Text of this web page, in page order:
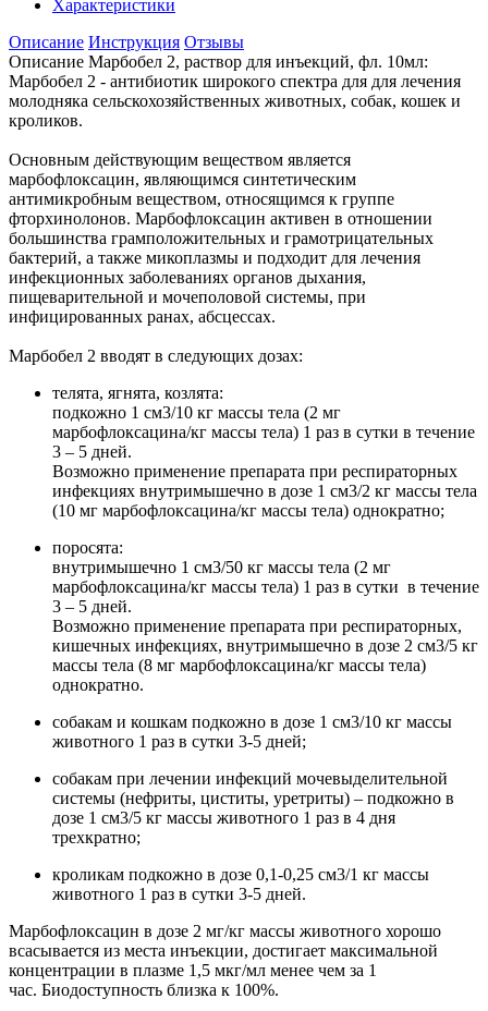
Характеристики
Описание Инструкция Отзывы
Описание Марбобел 2, раствор для инъекций, фл. 10мл:
Марбобел 2 - антибиотик широкого спектра для для лечения
молодняка сельскохозяйственных животных, собак, кошек и
кроликов.
Основным действующим веществом является
марбофлоксацин, являющимся синтетическим
антимикробным веществом, относящимся к группе
фторхинолонов. Марбофлоксацин активен в отношении
большинства грамположительных и грамотрицательных
бактерий, а также микоплазмы и подходит для лечения
инфекционных заболеваниях органов дыхания,
пищеварительной и мочеполовой системы, при
инфицированных ранах, абсцессах.
Марбобел 2 вводят в следующих дозах:
телята, ягнята, козлята:
подкожно 1 см3/10 кг массы тела (2 мг
марбофлоксацина/кг массы тела) 1 раз в сутки в течение
3 – 5 дней.
Возможно применение препарата при респираторных
инфекциях внутримышечно в дозе 1 см3/2 кг массы тела
(10 мг марбофлоксацина/кг массы тела) однократно;
поросята:
внутримышечно 1 см3/50 кг массы тела (2 мг
марбофлоксацина/кг массы тела) 1 раз в сутки в течение
3 – 5 дней.
Возможно применение препарата при респираторных,
кишечных инфекциях, внутримышечно в дозе 2 см3/5 кг
массы тела (8 мг марбофлоксацина/кг массы тела)
однократно.
собакам и кошкам подкожно в дозе 1 см3/10 кг массы
животного 1 раз в сутки 3-5 дней;
собакам при лечении инфекций мочевыделительной
системы (нефриты, циститы, уретриты) – подкожно в
дозе 1 см3/5 кг массы животного 1 раз в 4 дня
трехкратно;
кроликам подкожно в дозе 0,1-0,25 см3/1 кг массы
животного 1 раз в сутки 3-5 дней.
Марбофлоксацин в дозе 2 мг/кг массы животного хорошо
всасывается из места инъекции, достигает максимальной
концентрации в плазме 1,5 мкг/мл менее чем за 1
час. Биодоступность близка к 100%.